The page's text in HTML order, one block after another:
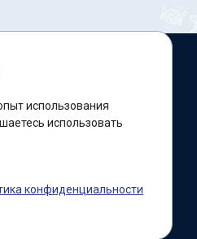
использования
использовать
конфиденциальности